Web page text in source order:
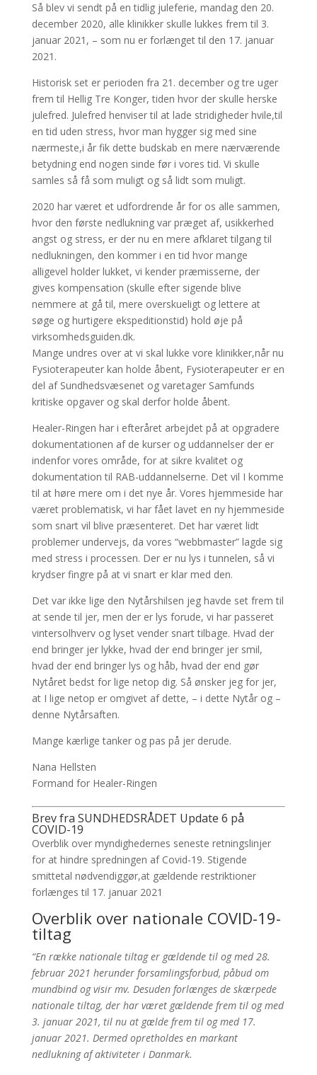
Så blev vi sendt på en tidlig juleferie, mandag den 20.
december 2020, alle klinikker skulle lukkes frem til 3.
januar 2021, – som nu er forlænget til den 17. januar
2021.
Historisk set er perioden fra 21. december og tre uger
frem til Hellig Tre Konger, tiden hvor der skulle herske
julefred. Julefred henviser til at lade stridigheder hvile,til
en tid uden stress, hvor man hygger sig med sine
nærmeste,i år fik dette budskab en mere nærværende
betydning end nogen sinde før i vores tid. Vi skulle
samles så få som muligt og så lidt som muligt.
2020 har været et udfordrende år for os alle sammen,
hvor den første nedlukning var præget af, usikkerhed
angst og stress, er der nu en mere afklaret tilgang til
nedlukningen, den kommer i en tid hvor mange
alligevel holder lukket, vi kender præmisserne, der
gives kompensation (skulle efter sigende blive
nemmere at gå til, mere overskueligt og lettere at
søge og hurtigere ekspeditionstid) hold øje på
virksomhedsguiden.dk.
Mange undres over at vi skal lukke vore klinikker,når nu
Fysioterapeuter kan holde åbent, Fysioterapeuter er en
del af Sundhedsvæsenet og varetager Samfunds
kritiske opgaver og skal derfor holde åbent.
Healer-Ringen har i efteråret arbejdet på at opgradere
dokumentationen af de kurser og uddannelser der er
indenfor vores område, for at sikre kvalitet og
dokumentation til RAB-uddannelserne. Det vil I komme
til at høre mere om i det nye år. Vores hjemmeside har
været problematisk, vi har fået lavet en ny hjemmeside
som snart vil blive præsenteret. Det har været lidt
problemer undervejs, da vores “webbmaster” lagde sig
med stress i processen. Der er nu lys i tunnelen, så vi
krydser fingre på at vi snart er klar med den.
Det var ikke lige den Nytårshilsen jeg havde set frem til
at sende til jer, men der er lys forude, vi har passeret
vintersolhverv og lyset vender snart tilbage. Hvad der
end bringer jer lykke, hvad der end bringer jer smil,
hvad der end bringer lys og håb, hvad der end gør
Nytåret bedst for lige netop dig. Så ønsker jeg for jer,
at I lige netop er omgivet af dette, – i dette Nytår og –
denne Nytårsaften.
Mange kærlige tanker og pas på jer derude.
Nana Hellsten
Formand for Healer-Ringen
Brev fra SUNDHEDSRÅDET Update 6 på
COVID-19
Overblik over myndighedernes seneste retningslinjer
for at hindre spredningen af Covid-19. Stigende
smittetal nødvendiggør,at gældende restriktioner
forlænges til 17. januar 2021
Overblik over nationale COVID-19-
tiltag
“En række nationale tiltag er gældende til og med 28.
februar 2021 herunder forsamlingsforbud, påbud om
mundbind og visir mv. Desuden forlænges de skærpede
nationale tiltag, der har været gældende frem til og med
3. januar 2021, til nu at gælde frem til og med 17.
januar 2021. Dermed opretholdes en markant
nedlukning af aktiviteter i Danmark.